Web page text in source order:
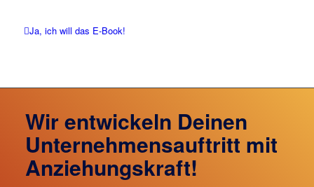
Ja, ich will das E-Book!
Wir entwickeln Deinen
Unternehmensauftritt mit
Anziehungskraft!